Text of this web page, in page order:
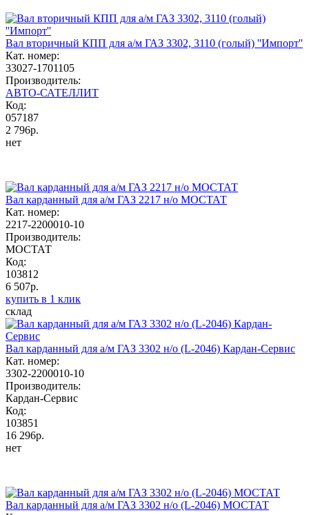
Вал вторичный КПП для а/м ГАЗ 3302, 3110 (голый) ''Импорт''
Кат. номер:
33027-1701105
Производитель:
АВТО-САТЕЛЛИТ
Код:
057187
2 796р.
нет
Вал карданный для а/м ГАЗ 2217 н/о МОСТАТ
Кат. номер:
2217-2200010-10
Производитель:
МОСТАТ
Код:
103812
6 507р.
купить в 1 клик
склад
Вал карданный для а/м ГАЗ 3302 н/о (L-2046) Кардан-Сервис
Кат. номер:
3302-2200010-10
Производитель:
Кардан-Сервис
Код:
103851
16 296р.
нет
Вал карданный для а/м ГАЗ 3302 н/о (L-2046) МОСТАТ